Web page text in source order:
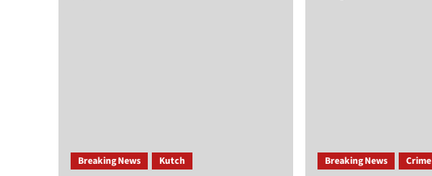
Breaking News Kutch Breaking News Crime